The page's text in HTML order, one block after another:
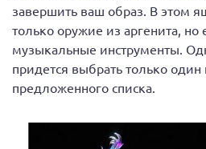
завершить ваш образ. В этом
только оружие из аргенита,
музыкальные инструменты.
придется выбрать только
предложенного списка.